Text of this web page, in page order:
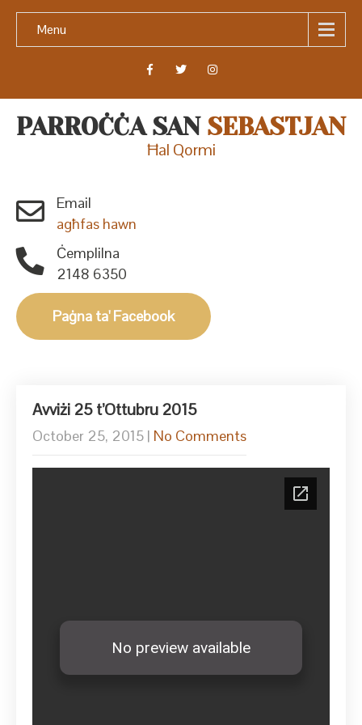
Menu
PARROĊĊA SAN SEBASTJAN
Ħal Qormi
Email
agħfas hawn
Ċemplilna
2148 6350
Paġna ta' Facebook
Avviżi 25 t’Ottubru 2015
October 25, 2015 | No Comments